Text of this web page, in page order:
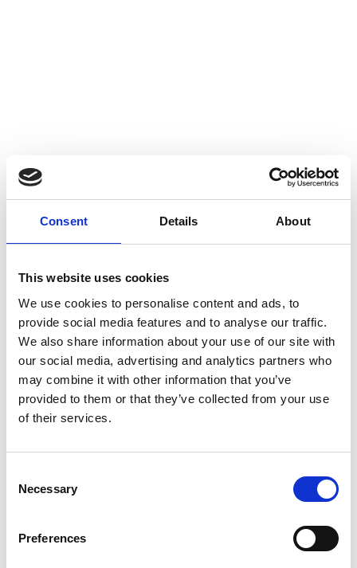
Consent Details About
This website uses cookies
We use cookies to personalise content and ads, to
provide social media features and to analyse our traffic.
We also share information about your use of our site with
our social media, advertising and analytics partners who
may combine it with other information that you’ve
provided to them or that they’ve collected from your use
of their services.
Selection
Necessary
Preferences
Zuverlässig wägen und
auszeichnen!
zuverlässig
Die PAW 3 ist unsere Lösung für
hochautomatisierte Produktionslinien.
Sämtliche erforderlichen Anpassungen bei
Artikelwechsel erfolgen automatisch. Auch die
PAW 3 ist in verschiedensten Ausführungen für
unterschiedliche Wägebereiche, Produktarten
und Produktabmessungen erhältlich. Sie bietet
Anschlussmöglichkeiten für eine beliebige
Anzahl weiterer Drucker, so dass wahlweise die
Etikettierung von oben, unten oder seitlich und